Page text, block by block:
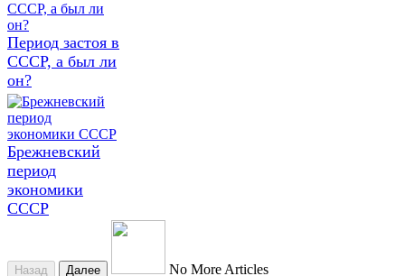
Период застоя в
СССР, а был ли
он?
Брежневский
период
экономики
СССР
Назад Далее No More Articles